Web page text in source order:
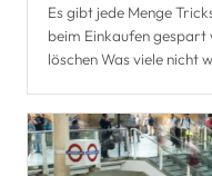
Es gibt jede Menge
beim Einkaufen
löschen Was viele nicht